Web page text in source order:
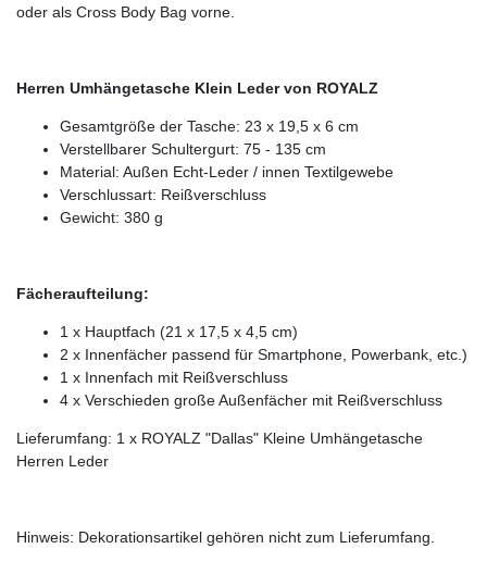
oder als Cross Body Bag vorne.
Herren Umhängetasche Klein Leder von ROYALZ
Gesamtgröße der Tasche: 23 x 19,5 x 6 cm
Verstellbarer Schultergurt: 75 - 135 cm
Material: Außen Echt-Leder / innen Textilgewebe
Verschlussart: Reißverschluss
Gewicht: 380 g
Fächeraufteilung:
1 x Hauptfach (21 x 17,5 x 4,5 cm)
2 x Innenfächer passend für Smartphone, Powerbank, etc.)
1 x Innenfach mit Reißverschluss
4 x Verschieden große Außenfächer mit Reißverschluss
Lieferumfang: 1 x ROYALZ "Dallas" Kleine Umhängetasche
Herren Leder
Hinweis: Dekorationsartikel gehören nicht zum Lieferumfang.